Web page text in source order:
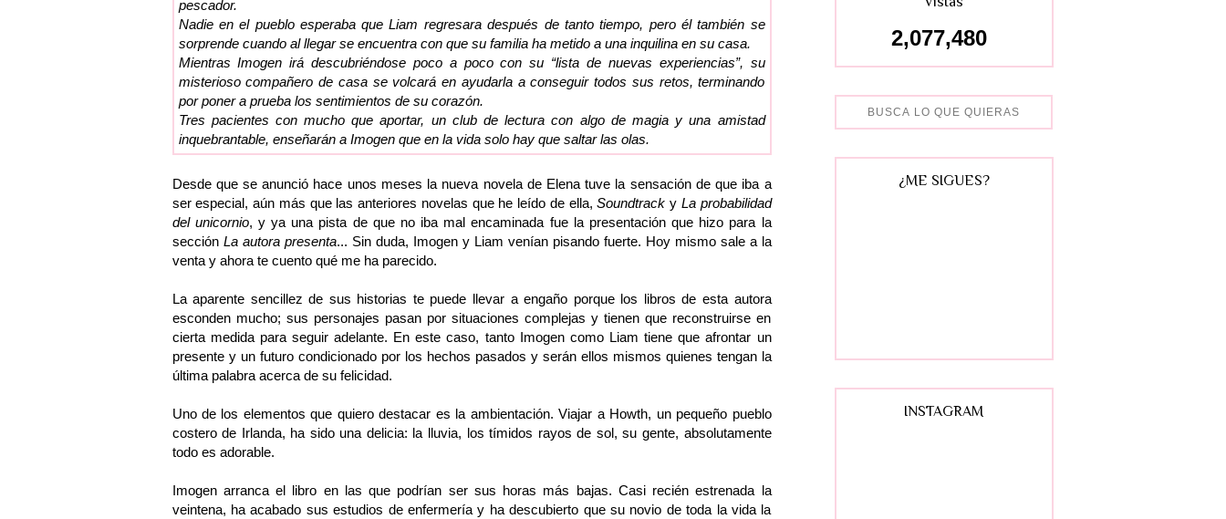
pescador.
Nadie en el pueblo esperaba que Liam regresara después de tanto tiempo, pero él también se
sorprende cuando al llegar se encuentra con que su familia ha metido a una inquilina en su casa.
Mientras Imogen irá descubriéndose poco a poco con su “lista de nuevas experiencias”, su
misterioso compañero de casa se volcará en ayudarla a conseguir todos sus retos, terminando
por poner a prueba los sentimientos de su corazón.
Tres pacientes con mucho que aportar, un club de lectura con algo de magia y una amistad
inquebrantable, enseñarán a Imogen que en la vida solo hay que saltar las olas.
Desde que se anunció hace unos meses la nueva novela de Elena tuve la sensación de que iba a
ser especial, aún más que las anteriores novelas que he leído de ella,Soundtrack y La probabilidad
del unicornio, y ya una pista de que no iba mal encaminada fue la presentación que hizo para la
sección La autora presenta... Sin duda, Imogen y Liam venían pisando fuerte. Hoy mismo sale a la
venta y ahora te cuento qué me ha parecido.
La aparente sencillez de sus historias te puede llevar a engaño porque los libros de esta autora
esconden mucho; sus personajes pasan por situaciones complejas y tienen que reconstruirse en
cierta medida para seguir adelante. En este caso, tanto Imogen como Liam tiene que afrontar un
presente y un futuro condicionado por los hechos pasados y serán ellos mismos quienes tengan la
última palabra acerca de su felicidad.
Uno de los elementos que quiero destacar es la ambientación. Viajar a Howth, un pequeño pueblo
costero de Irlanda, ha sido una delicia: la lluvia, los tímidos rayos de sol, su gente, absolutamente
todo es adorable.
Imogen arranca el libro en las que podrían ser sus horas más bajas. Casi recién estrenada la
veintena, ha acabado sus estudios de enfermería y ha descubierto que su novio de toda la vida la
2,077,480
¿ME SIGUES?
INSTAGRAM